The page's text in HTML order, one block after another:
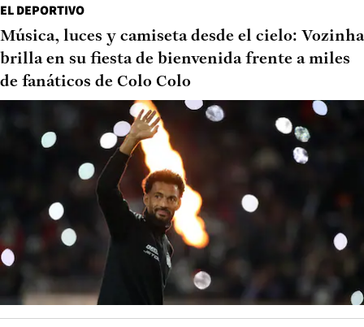
EL DEPORTIVO
Música, luces y camiseta desde el cielo: Vozinha
brilla en su fiesta de bienvenida frente a miles
de fanáticos de Colo Colo